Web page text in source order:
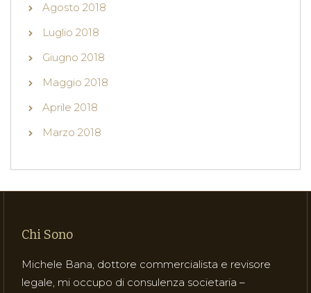
Agosto 2018
Luglio 2018
Giugno 2018
Maggio 2018
Aprile 2018
Marzo 2018
Chi Sono
Michele Bana, dottore commercialista e revisore
legale, mi occupo di consulenza societaria –